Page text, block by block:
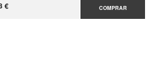
€ COMPRAR